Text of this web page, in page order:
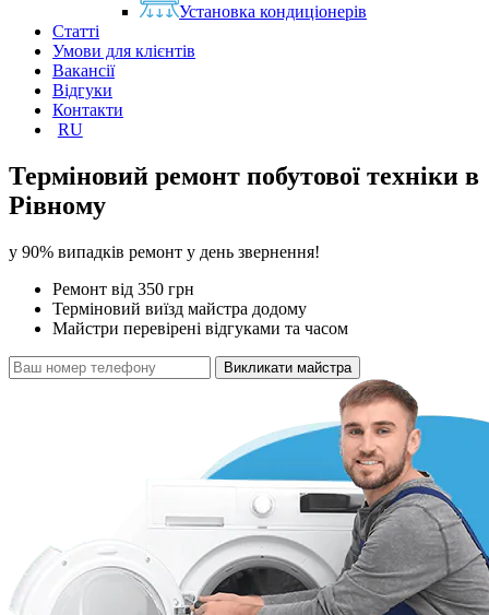
Установка кондиціонерів
Статті
Умови для клієнтів
Вакансії
Відгуки
Контакти
RU
Терміновий ремонт побутової техніки в
Рівному
у 90% випадків ремонт у день звернення!
Ремонт від 350 грн
Терміновий виїзд майстра додому
Майстри перевірені відгуками та часом
Викликати майстра